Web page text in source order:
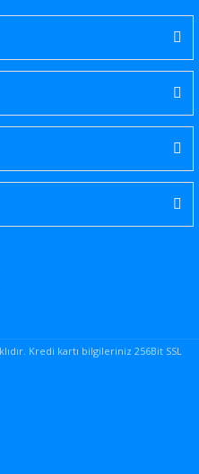
Kredi kartı bilgileriniz 256Bit SSL